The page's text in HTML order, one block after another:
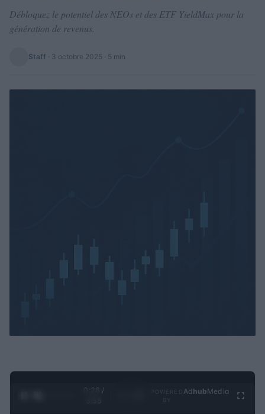
Débloquez le potentiel des NEOs et des ETF YieldMax pour la
génération de revenus.
Staff · 3 octobre 2025 · 5 min
0:29 /
Ad hubMedia